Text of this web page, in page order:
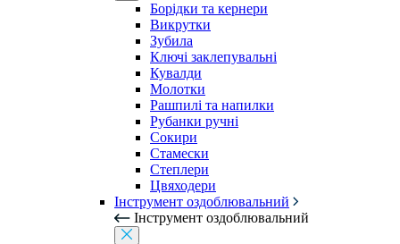
Борідки та кернери
Викрутки
Зубила
Ключі заклепувальні
Кувалди
Молотки
Рашпилі та напилки
Рубанки ручні
Сокири
Стамески
Степлери
Цвяходери
Інструмент оздоблювальний
Інструмент оздоблювальний